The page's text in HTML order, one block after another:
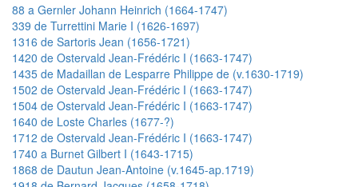
88 a Gernler Johann Heinrich (1664-1747)
339 de Turrettini Marie I (1626-1697)
1316 de Sartoris Jean (1656-1721)
1420 de Ostervald Jean-Frédéric I (1663-1747)
1435 de Madaillan de Lesparre Philippe de (v.1630-1719)
1502 de Ostervald Jean-Frédéric I (1663-1747)
1504 de Ostervald Jean-Frédéric I (1663-1747)
1640 de Loste Charles (1677-?)
1712 de Ostervald Jean-Frédéric I (1663-1747)
1740 a Burnet Gilbert I (1643-1715)
1868 de Dautun Jean-Antoine (v.1645-ap.1719)